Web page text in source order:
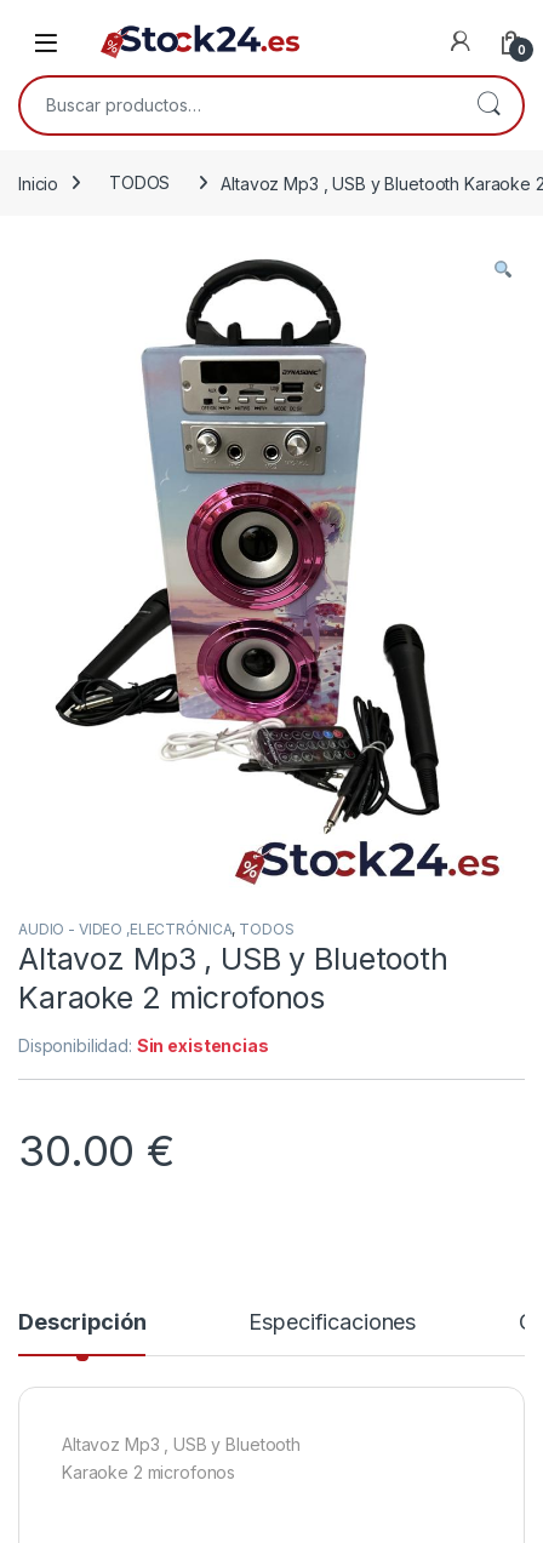
Open 0
Buscar por:
Inicio TODOS Altavoz Mp3 , USB y Bluetooth Karaoke
AUDIO - VIDEO ,ELECTRÓNICA, TODOS
Altavoz Mp3 , USB y Bluetooth
Karaoke 2 microfonos
Disponibilidad: Sin existencias
30.00 €
Descripción Especificaciones
Altavoz Mp3 , USB y Bluetooth
Karaoke 2 microfonos